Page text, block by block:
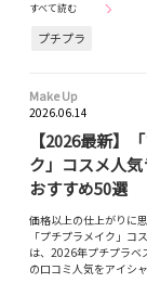
すべて読む
プチプラ
Make Up
2026.06.14
【2026最新】
ク」コスメ人
おすすめ50選
価格以上の仕上がりに
「プチプラメイク」コ
は、2026年プチプラベ
の口コミ人気をアイシ